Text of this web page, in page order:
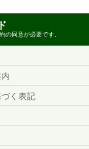
の同意が必要です。
く表記